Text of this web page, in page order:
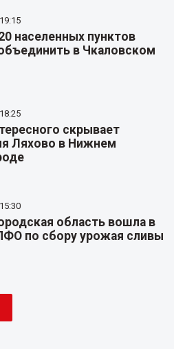
населенных пунктов
в Чкаловском
скрывает
Ляхово в Нижнем
область вошла в
по сбору урожая сливы